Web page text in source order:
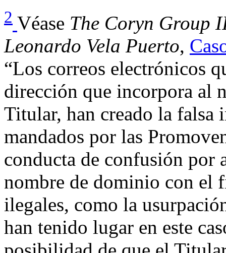
2 Véase The Coryn Group
Leonardo Vela Puerto,
“Los correos electrónicos
dirección que incorpora al
Titular, han creado la falsa
mandados por las
conducta de confusión
nombre de dominio con el
ilegales, como la
han tenido lugar en este